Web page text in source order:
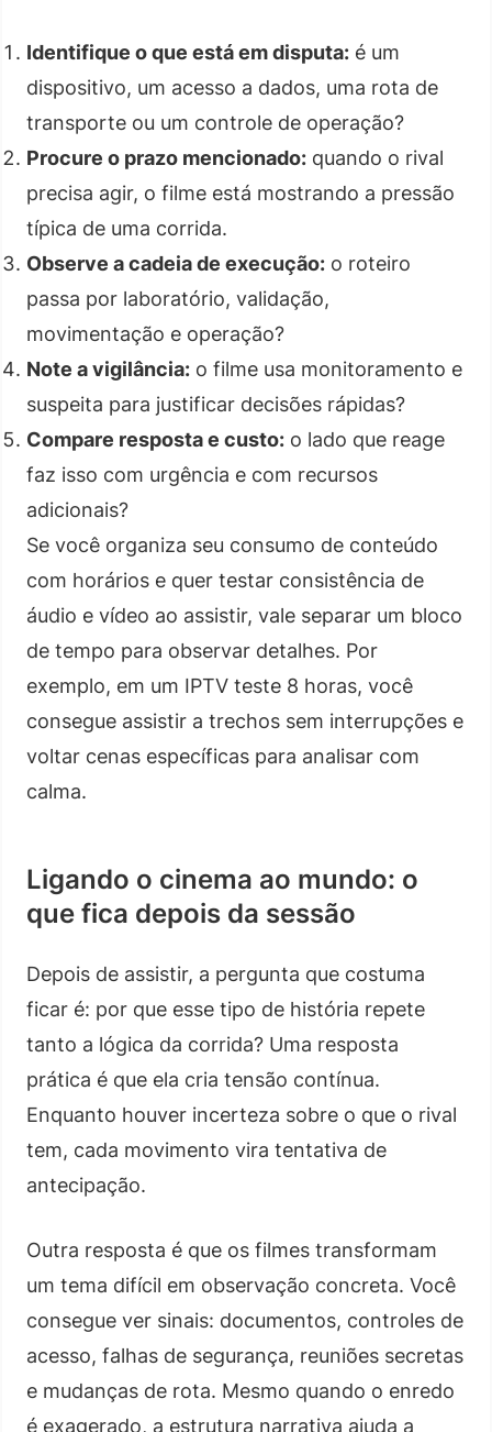
Identifique o que está em disputa: é um
dispositivo, um acesso a dados, uma rota de
transporte ou um controle de operação?
Procure o prazo mencionado: quando o rival
precisa agir, o filme está mostrando a pressão
típica de uma corrida.
Observe a cadeia de execução: o roteiro
passa por laboratório, validação,
movimentação e operação?
Note a vigilância: o filme usa monitoramento e
suspeita para justificar decisões rápidas?
Compare resposta e custo: o lado que reage
faz isso com urgência e com recursos
adicionais?
Se você organiza seu consumo de conteúdo
com horários e quer testar consistência de
áudio e vídeo ao assistir, vale separar um bloco
de tempo para observar detalhes. Por
exemplo, em um IPTV teste 8 horas, você
consegue assistir a trechos sem interrupções e
voltar cenas específicas para analisar com
calma.
Ligando o cinema ao mundo: o
que fica depois da sessão
Depois de assistir, a pergunta que costuma
ficar é: por que esse tipo de história repete
tanto a lógica da corrida? Uma resposta
prática é que ela cria tensão contínua.
Enquanto houver incerteza sobre o que o rival
tem, cada movimento vira tentativa de
antecipação.
Outra resposta é que os filmes transformam
um tema difícil em observação concreta. Você
consegue ver sinais: documentos, controles de
acesso, falhas de segurança, reuniões secretas
e mudanças de rota. Mesmo quando o enredo
é exagerado, a estrutura narrativa ajuda a